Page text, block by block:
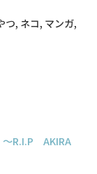
つ, ネコ, マンガ,
～R.I.P AKIRA